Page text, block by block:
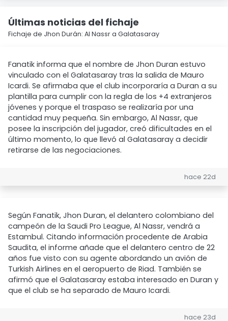
Últimas noticias del fichaje
Fichaje de Jhon Durán: Al Nassr a Galatasaray
Fanatik informa que el nombre de Jhon Duran estuvo
vinculado con el Galatasaray tras la salida de Mauro
Icardi. Se afirmaba que el club incorporaría a Duran a su
plantilla para cumplir con la regla de los +4 extranjeros
jóvenes y porque el traspaso se realizaría por una
cantidad muy pequeña. Sin embargo, Al Nassr, que
posee la inscripción del jugador, creó dificultades en el
último momento, lo que llevó al Galatasaray a decidir
retirarse de las negociaciones.
hace 22d
Según Fanatik, Jhon Duran, el delantero colombiano del
campeón de la Saudi Pro League, Al Nassr, vendrá a
Estambul. Citando información procedente de Arabia
Saudita, el informe añade que el delantero centro de 22
años fue visto con su agente abordando un avión de
Turkish Airlines en el aeropuerto de Riad. También se
afirmó que el Galatasaray estaba interesado en Duran y
que el club se ha separado de Mauro Icardi.
hace 23d